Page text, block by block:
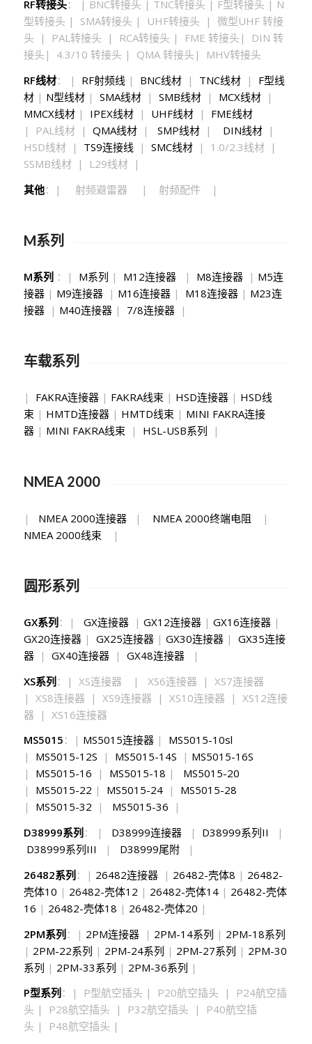
RF转接头： | BNC转接头 | TNC转接头 | F型转接头 | N
型转接头 | SMA转接头 | UHF转接头 | 微型UHF 转接
头 | PAL转接头 | RCA转接头 | FME 转接头| DIN 转
接头| 4.3/10 转接头 | QMA 转接头| MHV转接头
RF线材： | RF射频线| BNC线材| TNC线材| F型线
材| N型线材| SMA线材| SMB线材| MCX线材|
MMCX线材| IPEX线材| UHF线材| FME线材
| PAL线材 | QMA线材| SMP线材| DIN线材|
HSD线材 | TS9连接线| SMC线材| 1.0/2.3线材 |
SSMB线材 | L29线材 |
其他：| 射频避雷器 | 射频配件 |
M系列
M系列 ：| M系列 | M12连接器| M8连接器| M5连
接器| M9连接器| M16连接器| M18连接器| M23连
接器| M40连接器| 7/8连接器|
车载系列
| FAKRA连接器| FAKRA线束 | HSD连接器| HSD线
束 | HMTD连接器| HMTD线束 | MINI FAKRA连接
器| MINI FAKRA线束 | HSL-USB系列 |
NMEA 2000
| NMEA 2000连接器| NMEA 2000终端电阻 |
NMEA 2000线束 |
圆形系列
GX系列：| GX连接器| GX12连接器| GX16连接器|
GX20连接器| GX25连接器| GX30连接器| GX35连接
器| GX40连接器| GX48连接器|
XS系列：| XS连接器 | XS6连接器 | XS7连接器
| XS8连接器 | XS9连接器 | XS10连接器 | XS12连接
器 | XS16连接器
MS5015 ：| MS5015连接器| MS5015-10sl
| MS5015-12S | MS5015-14S | MS5015-16S
| MS5015-16 | MS5015-18 | MS5015-20
| MS5015-22 | MS5015-24| MS5015-28
| MS5015-32 | MS5015-36 |
D38999系列 ： | D38999连接器| D38999系列II |
D38999系列III | D38999尾附|
26482系列：| 26482连接器| 26482-壳体8 | 26482-
壳体10 | 26482-壳体12 | 26482-壳体14| 26482-壳体
16 | 26482-壳体18 | 26482-壳体20 |
2PM系列：| 2PM连接器| 2PM-14系列 | 2PM-18系列
| 2PM-22系列 | 2PM-24系列 | 2PM-27系列 | 2PM-30
系列 | 2PM-33系列 | 2PM-36系列 |
P型系列 ：| P型航空插头 | P20航空插头 | P24航空插
头 | P28航空插头 | P32航空插头 | P40航空插
头 | P48航空插头 |